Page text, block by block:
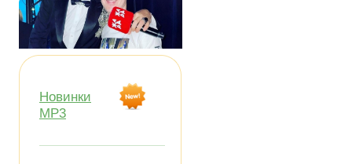
Новинки
MP3